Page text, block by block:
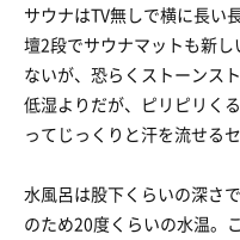
サウナはTV無しで横に長い
壇2段でサウナマットも新
ないが、恐らくストーンス
低湿よりだが、ピリピリく
ってじっくりと汗を流せる
水風呂は股下くらいの深さ
のため20度くらいの水温。